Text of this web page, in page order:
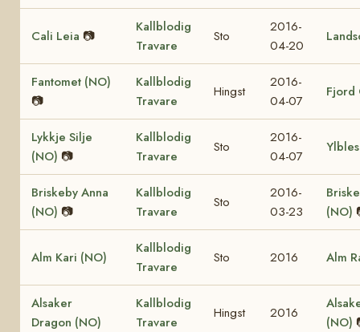
Cali Leia 📷
Kallblodig
Travare
Sto
2016-
04-20
Fantomet (NO)
📷
Kallblodig
Travare
Hingst
2016-
04-07
Fjord
Lykkje Silje
(NO) 📷
Kallblodig
Travare
Sto
2016-
04-07
Briskeby Anna
(NO) 📷
Kallblodig
Travare
Sto
2016-
03-23
(NO)
Alm Kari (NO)
Kallblodig
Travare
Sto 2016 Alm
Alsaker
Dragon (NO)
Kallblodig
Travare
Hingst 2016
(NO)